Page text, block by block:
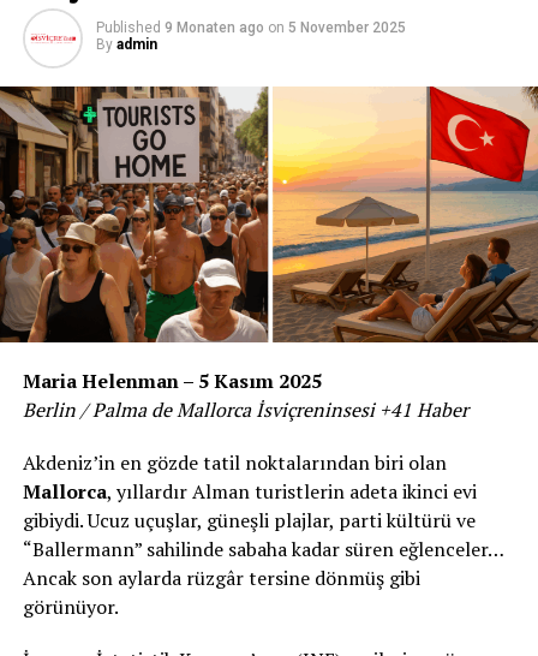
Published 9 Monaten ago on 5 November 2025
By admin
Maria Helenman – 5 Kasım 2025
Berlin / Palma de Mallorca İsviçreninsesi +41 Haber
Akdeniz’in en gözde tatil noktalarından biri olan
Mallorca, yıllardır Alman turistlerin adeta ikinci evi
gibiydi. Ucuz uçuşlar, güneşli plajlar, parti kültürü ve
“Ballermann” sahilinde sabaha kadar süren eğlenceler…
Ancak son aylarda rüzgâr tersine dönmüş gibi
görünüyor.